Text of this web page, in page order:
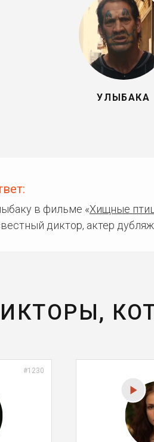
УЛЫБАКА
в фильме «Хищные
диктор, актер
#1230